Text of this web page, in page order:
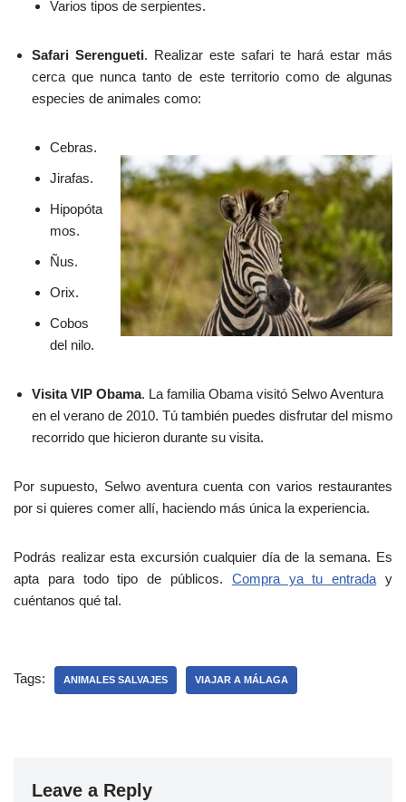
Varios tipos de serpientes.
Safari Serengueti. Realizar este safari te hará estar más
cerca que nunca tanto de este territorio como de algunas
especies de animales como:
Cebras.
Jirafas.
Hipopóta
mos.
Ñus.
Orix.
Cobos
del nilo.
Visita VIP Obama. La familia Obama visitó Selwo Aventura
en el verano de 2010. Tú también puedes disfrutar del mismo
recorrido que hicieron durante su visita.
Por supuesto, Selwo aventura cuenta con varios restaurantes
por si quieres comer allí, haciendo más única la experiencia.
Podrás realizar esta excursión cualquier día de la semana. Es
apta para todo tipo de públicos. Compra ya tu entraday
cuéntanos qué tal.
Tags: ANIMALES SALVAJES VIAJAR A MÁLAGA
Leave a Reply